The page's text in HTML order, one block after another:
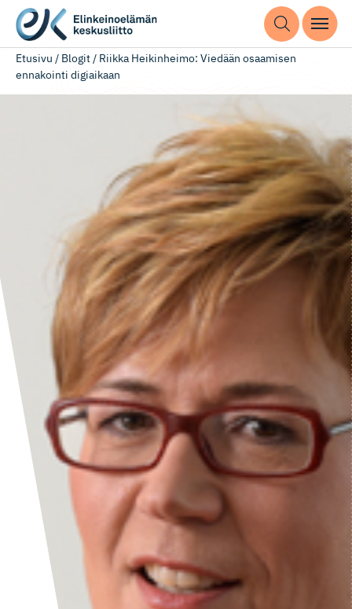
Etusivu / Blogit/ Riikka Heikinheimo: Viedään osaamisen
ennakointi digiaikaan